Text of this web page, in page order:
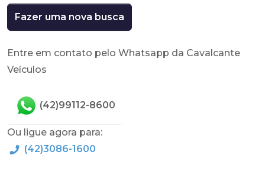
Fazer uma nova busca
Entre em contato pelo Whatsapp da Cavalcante
Veículos
(42)99112-8600
Ou ligue agora para:
(42)3086-1600